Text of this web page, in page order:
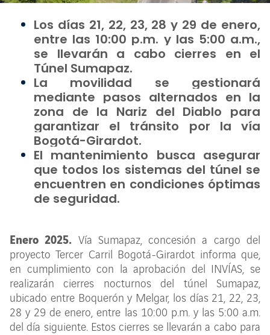
Los días 21, 22, 23, 28 y 29 de enero,
entre las 10:00 p.m. y las 5:00 a.m.,
se llevarán a cabo cierres en el
Túnel Sumapaz.
La movilidad se gestionará
mediante pasos alternados en la
zona de la Nariz del Diablo para
garantizar el tránsito por la vía
Bogotá-Girardot.
El mantenimiento busca asegurar
que todos los sistemas del túnel se
encuentren en condiciones óptimas
de seguridad.
Enero 2025. Vía Sumapaz, concesión a cargo del
proyecto Tercer Carril Bogotá-Girardot informa que,
en cumplimiento con la aprobación del INVÍAS, se
realizarán cierres nocturnos del túnel Sumapaz,
ubicado entre Boquerón y Melgar, los días 21, 22, 23,
28 y 29 de enero, entre las 10:00 p.m. y las 5:00 a.m.
del día siguiente. Estos cierres se llevarán a cabo para